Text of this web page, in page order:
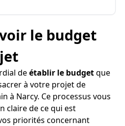
le budget
deétablir le budgetque
à votre projet de
à Narcy. Ce processus vous
claire de ce qui est
priorités concernant